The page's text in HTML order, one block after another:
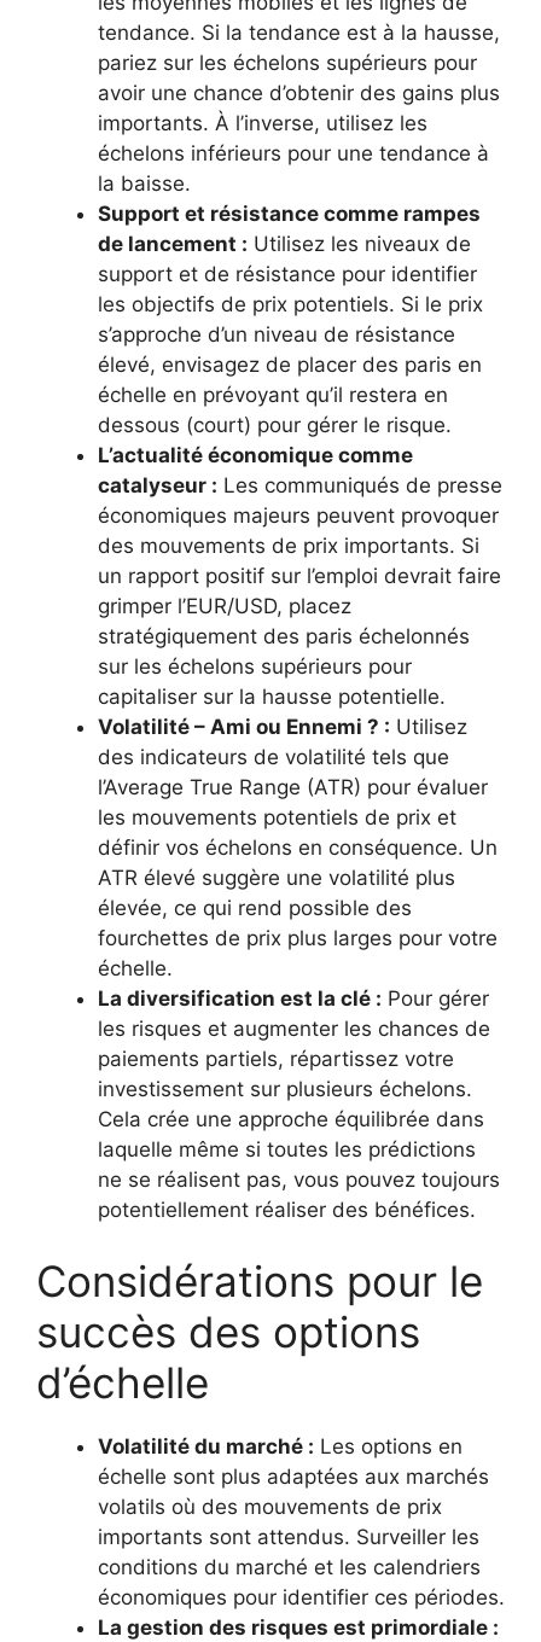
tendance. Si la tendance est à la hausse,
pariez sur les échelons supérieurs pour
avoir une chance d’obtenir des gains plus
importants. À l’inverse, utilisez les
échelons inférieurs pour une tendance à
la baisse.
Support et résistance comme rampes
de lancement : Utilisez les niveaux de
support et de résistance pour identifier
les objectifs de prix potentiels. Si le prix
s’approche d’un niveau de résistance
élevé, envisagez de placer des paris en
échelle en prévoyant qu’il restera en
dessous (court) pour gérer le risque.
L’actualité économique comme
catalyseur : Les communiqués de presse
économiques majeurs peuvent provoquer
des mouvements de prix importants. Si
un rapport positif sur l’emploi devrait faire
grimper l’EUR/USD, placez
stratégiquement des paris échelonnés
sur les échelons supérieurs pour
capitaliser sur la hausse potentielle.
Volatilité – Ami ou Ennemi ? : Utilisez
des indicateurs de volatilité tels que
l’Average True Range (ATR) pour évaluer
les mouvements potentiels de prix et
définir vos échelons en conséquence. Un
ATR élevé suggère une volatilité plus
élevée, ce qui rend possible des
fourchettes de prix plus larges pour votre
échelle.
La diversification est la clé : Pour gérer
les risques et augmenter les chances de
paiements partiels, répartissez votre
investissement sur plusieurs échelons.
Cela crée une approche équilibrée dans
laquelle même si toutes les prédictions
ne se réalisent pas, vous pouvez toujours
potentiellement réaliser des bénéfices.
Considérations pour le
succès des options
d’échelle
Volatilité du marché : Les options en
échelle sont plus adaptées aux marchés
volatils où des mouvements de prix
importants sont attendus. Surveiller les
conditions du marché et les calendriers
économiques pour identifier ces périodes.
La gestion des risques est primordiale :